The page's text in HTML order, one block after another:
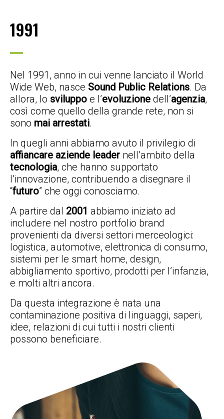
1991
Nel 1991, anno in cui venne lanciato il World
Wide Web, nasce Sound Public Relations. Da
allora, lo sviluppo e l’evoluzione dell’agenzia,
così come quello della grande rete, non si
sono mai arrestati.
In quegli anni abbiamo avuto il privilegio di
affiancare aziende leader nell’ambito della
tecnologia, che hanno supportato
l’innovazione, contribuendo a disegnare il
“futuro” che oggi conosciamo.
A partire dal 2001 abbiamo iniziato ad
includere nel nostro portfolio brand
provenienti da diversi settori merceologici:
logistica, automotive, elettronica di consumo,
sistemi per le smart home, design,
abbigliamento sportivo, prodotti per l’infanzia,
e molti altri ancora.
Da questa integrazione è nata una
contaminazione positiva di linguaggi, saperi,
idee, relazioni di cui tutti i nostri clienti
possono beneficiare.